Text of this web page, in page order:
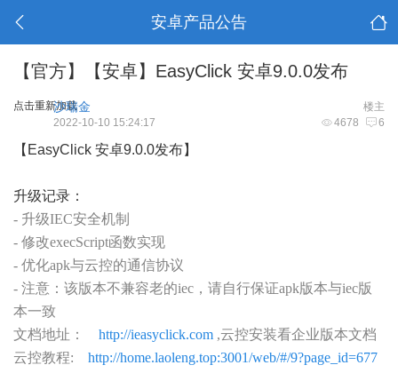
安卓产品公告
【官方】【安卓】EasyClick 安卓9.0.0发布
点击重新加载 楼主
沙瑞金
4678 6
2022-10-10 15:24:17
【EasyClick 安卓9.0.0发布】
升级记录：
- 升级IEC安全机制
- 修改execScript函数实现
- 优化apk与云控的通信协议
- 注意：该版本不兼容老的iec，请自行保证apk版本与iec版
本一致
文档地址：
http://ieasyclick.com ,云控安装看企业版本文档
云控教程:
http://home.laoleng.top:3001/web/#/9?page_id=677